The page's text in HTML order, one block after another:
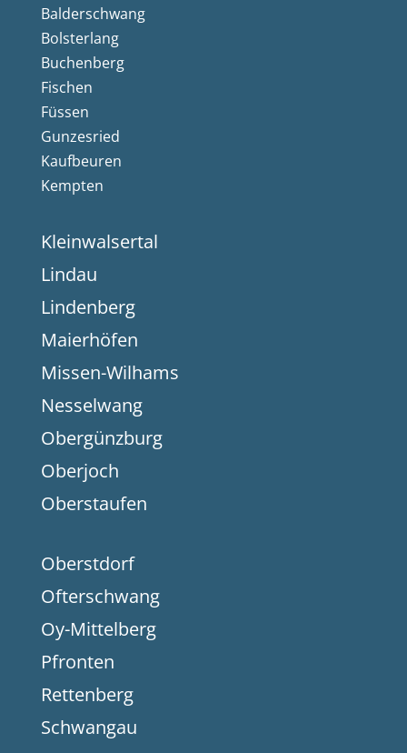
Balderschwang
Bolsterlang
Buchenberg
Fischen
Füssen
Gunzesried
Kaufbeuren
Kempten
Kleinwalsertal
Lindau
Lindenberg
Maierhöfen
Missen-Wilhams
Nesselwang
Obergünzburg
Oberjoch
Oberstaufen
Oberstdorf
Ofterschwang
Oy-Mittelberg
Pfronten
Rettenberg
Schwangau